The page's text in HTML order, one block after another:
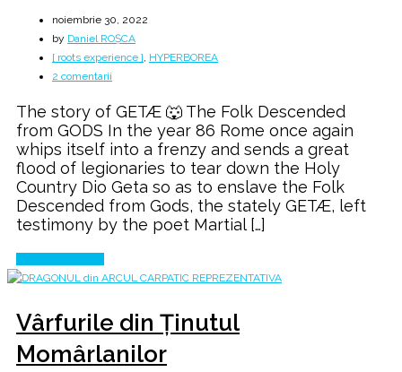
noiembrie 30, 2022
by Daniel ROȘCA
[ roots experience ], HYPERBOREA
2 comentarii
fight
with
⚔️
ROME
⚔️
The story of GETÆ 🐺 The Folk Descended
from GODS In the year 86 Rome once again
whips itself into a frenzy and sends a great
flood of legionaries to tear down the Holy
Country Dio Geta so as to enslave the Folk
Descended from Gods, the stately GETÆ, left
testimony by the poet Martial […]
Vârfurile din Ținutul
Momârlanilor